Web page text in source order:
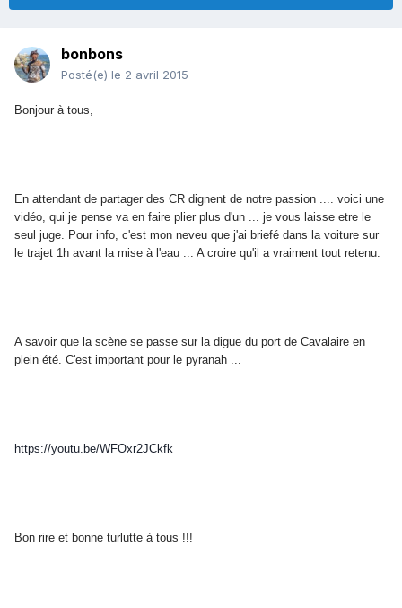
bonbons
Posté(e) le 2 avril 2015
Bonjour à tous,
En attendant de partager des CR dignent de notre passion .... voici une
vidéo, qui je pense va en faire plier plus d'un ... je vous laisse etre le
seul juge. Pour info, c'est mon neveu que j'ai briefé dans la voiture sur
le trajet 1h avant la mise à l'eau ... A croire qu'il a vraiment tout retenu.
A savoir que la scène se passe sur la digue du port de Cavalaire en
plein été. C'est important pour le pyranah ...
https://youtu.be/WFOxr2JCkfk
Bon rire et bonne turlutte à tous !!!